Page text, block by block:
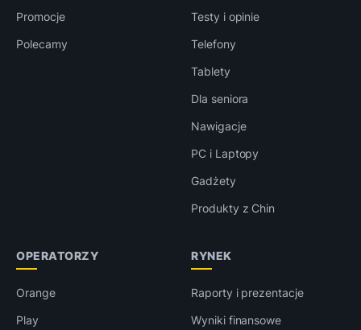
Promocje
Polecamy
Testy i opinie
Telefony
Tablety
Dla seniora
Nawigacje
PC i Laptopy
Gadżety
Produkty z Chin
OPERATORZY
Orange
Play
RYNEK
Raporty i prezentacje
Wyniki finansowe